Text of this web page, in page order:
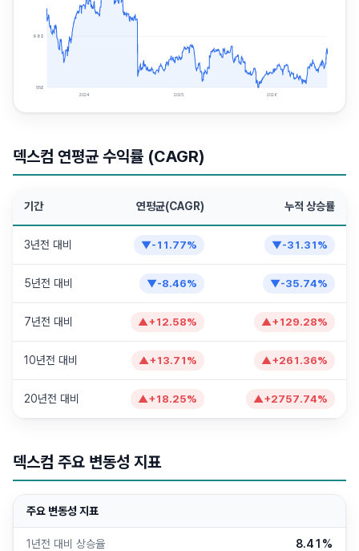
98$
55$
2024 2025 2026
덱스컴 연평균 수익률 (CAGR)
기간 연평균(CAGR) 누적 상승률
3년전 대비 ▼-11.77% ▼-31.31 %
5년전 대비 ▼-8.46% ▼-35.74%
7년전 대비 ▲+ 12.58% ▲+ 129.28%
10년전 대비 ▲+ 13.71 % ▲+261.36%
20년전 대비 ▲+ 18.25% ▲+2757.74%
덱스컴 주요 변동성 지표
주요 변동성 지표
1년전 대비 상승율 8.41%